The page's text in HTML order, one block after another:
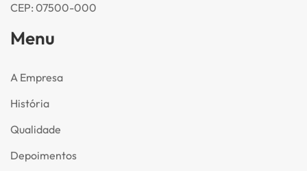
CEP: 07500-000
Menu
A Empresa
História
Qualidade
Depoimentos